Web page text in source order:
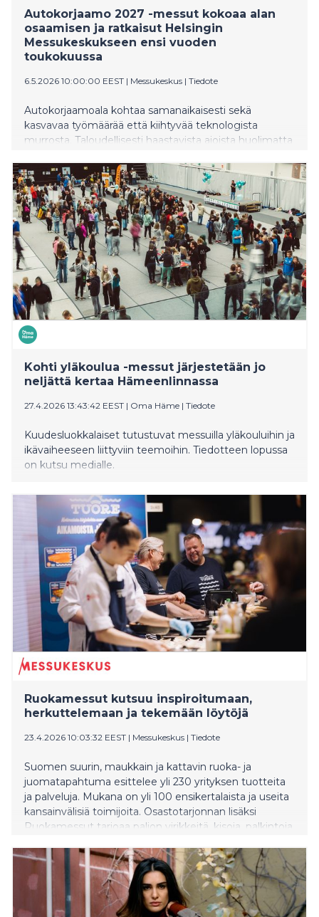
Autokorjaamo 2027 -messut kokoaa alan
osaamisen ja ratkaisut Helsingin
Messukeskukseen ensi vuoden
toukokuussa
6.5.2026 10:00:00 EEST | Messukeskus | Tiedote
Autokorjaamoala kohtaa samanaikaisesti sekä
kasvavaa työmäärää että kiihtyvää teknologista
murrosta. Taloudellisesti haastavista ajoista huolimatta
muutaman viime vuoden aikana jopa hieman
kasvanut. Uusien autojen rekisteröinnit ovat pysyneet
pitkään historiallisen alhaisella tasolla, minkä
seurauksena Suomen autokanta ikääntyy edelleen.
Tämä kehitys lisää ajoneuvojen huolto- ja erityisesti
korjaustarvetta sekä kasvattaa korjausvelkaa.
Kohti yläkoulua -messut järjestetään jo
neljättä kertaa Hämeenlinnassa
27.4.2026 13:43:42 EEST | Oma Häme | Tiedote
Kuudesluokkalaiset tutustuvat messuilla yläkouluihin ja
ikävaiheeseen liittyviin teemoihin. Tiedotteen lopussa
on kutsu medialle.
Ruokamessut kutsuu inspiroitumaan,
herkuttelemaan ja tekemään löytöjä
23.4.2026 10:03:32 EEST | Messukeskus | Tiedote
Suomen suurin, maukkain ja kattavin ruoka- ja
juomatapahtuma esittelee yli 230 yrityksen tuotteita
ja palveluja. Mukana on yli 100 ensikertalaista ja useita
kansainvälisiä toimijoita. Osastotarjonnan lisäksi
Ruokamessut tarjoaa paljon virikkeitä, kisoja, palkintoja
ruokavaikuttajien esityksiä. Ruoka 2026 -messut
järjestetään perjantaista sunnuntaihin 24. – 26.4.2026
Helsingin Messukeskuksessa.